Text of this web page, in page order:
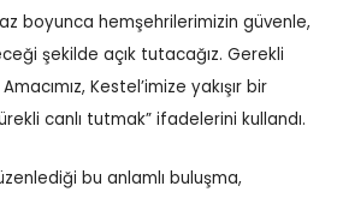
boyunca hemşehrilerimizin güvenle,
şekilde açık tutacağız. Gerekli
Kestel’imize yakışır bir
canlı tutmak” ifadelerini kullandı.
bu anlamlı buluşma,